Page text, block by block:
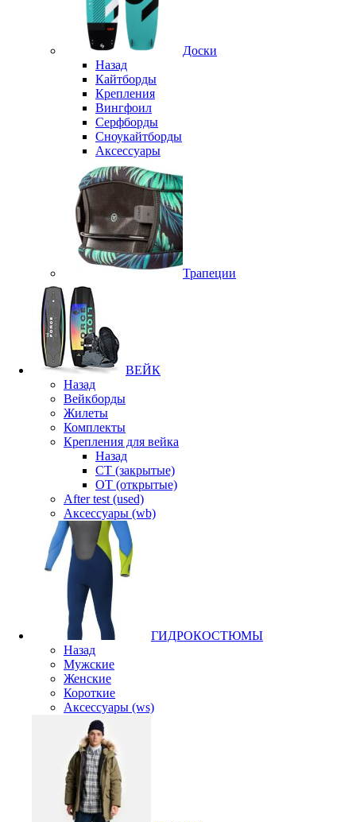
Доски
Назад
Кайтборды
Крепления
Вингфоил
Серфборды
Сноукайтборды
Аксессуары
Трапеции
ВЕЙК
Назад
Вейкборды
Жилеты
Комплекты
Крепления для вейка
Назад
CT (закрытые)
OT (открытые)
After test (used)
Аксессуары (wb)
ГИДРОКОСТЮМЫ
Назад
Мужские
Женские
Короткие
Аксессуары (ws)